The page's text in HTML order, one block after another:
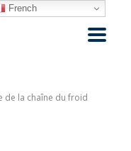
de la chaîne du froid
French